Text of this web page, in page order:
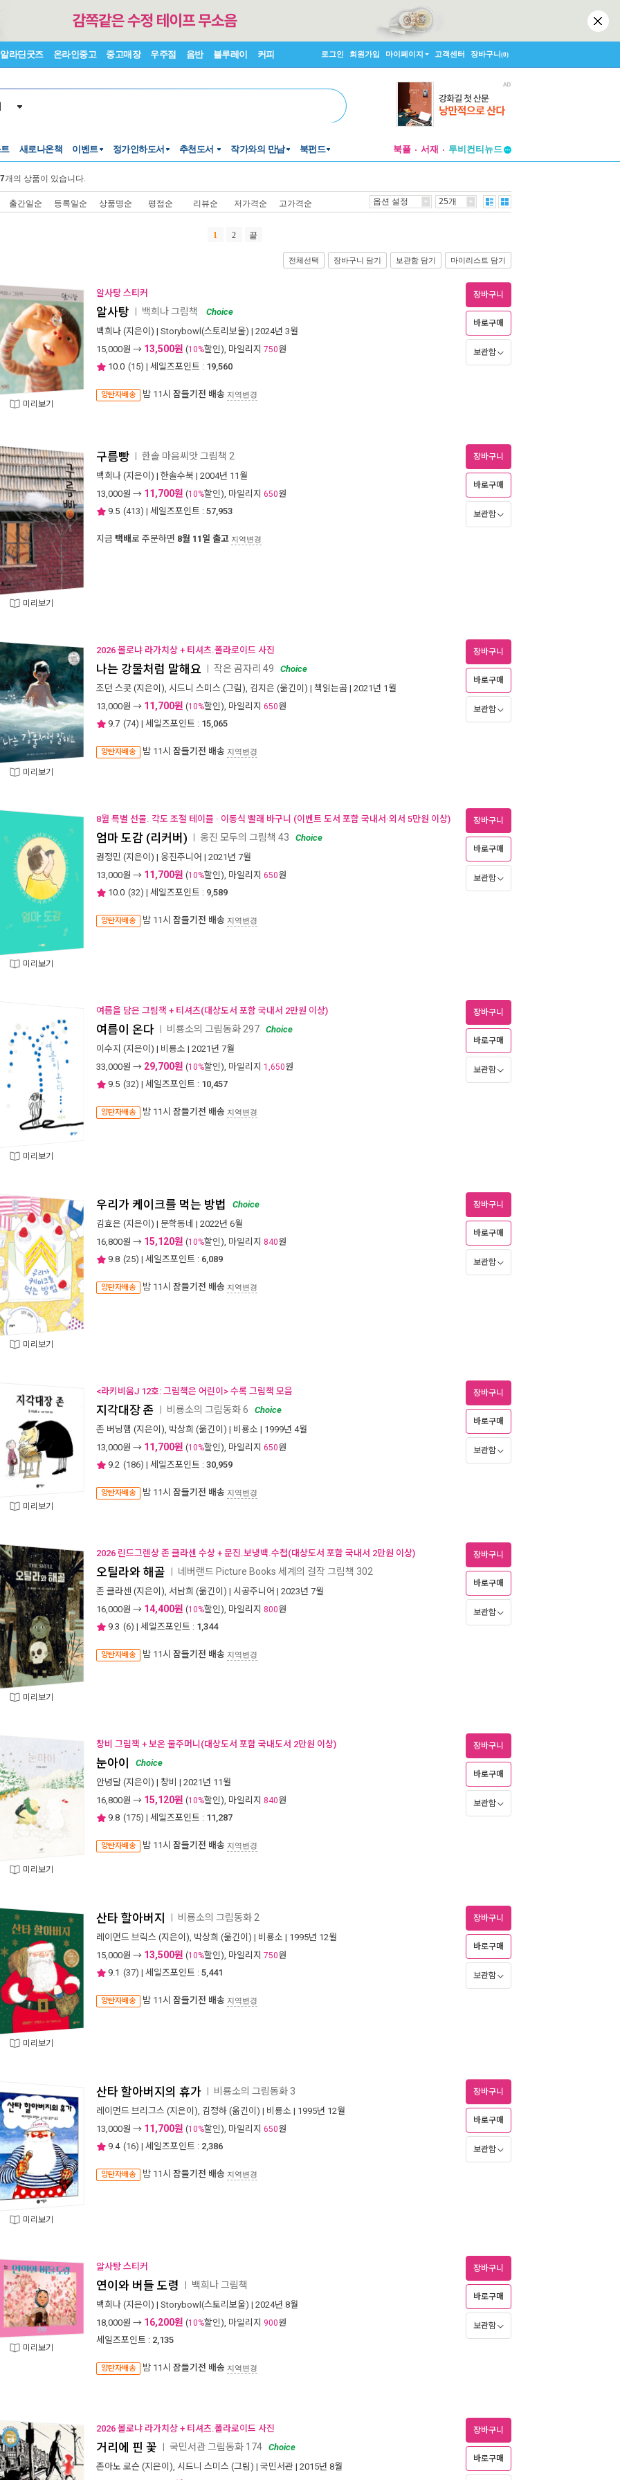
알라딘굿즈 온라인중고 중고매장 우주점 음반 블루레이 커피 로그인 회원가입 마이페이지 고객센터 장바구니(0)
새로나온책 이벤트 정가인하도서 추천도서 작가와의 만남 북펀드 북플 서재
투비컨티뉴드
개의 상품이 있습니다.
출간일순 등록일순 상품명순 평점순 리뷰순 저가격순 고가격순 옵션 설정 25개
1 2 끝
전체선택 장바구니 담기 보관함 담기 마이리스트 담기
미리보기
알사탕 스티커
알사탕 백희나 그림책
Choice
백희나 (지은이) | Storybowl(스토리보울) | 2024년 3월
15,000원 → 13,500원 (10%할인), 마일리지 750원
10.0 (15) | 세일즈포인트 : 19,560
양탄자배송 밤 11시 잠들기전 배송 지역변경
장바구니
바로구매
보관함
미리보기
구름빵 한솔 마음씨앗 그림책 2
백희나 (지은이) | 한솔수북 | 2004년 11월
13,000원 → 11,700원 (10%할인), 마일리지 650원
9.5 (413) | 세일즈포인트 : 57,953
지금 택배로 주문하면 8월 11일 출고 지역변경
장바구니
바로구매
보관함
미리보기
2026 볼로냐 라가치상 + 티셔츠.폴라로이드 사진
나는 강물처럼 말해요 작은 곰자리 49
Choice
조던 스콧 (지은이), 시드니 스미스 (그림), 김지은 (옮긴이) | 책읽는곰 | 2021년 1월
13,000원 → 11,700원 (10%할인), 마일리지 650원
9.7 (74) | 세일즈포인트 : 15,065
양탄자배송 밤 11시 잠들기전 배송 지역변경
장바구니
바로구매
보관함
미리보기
8월 특별 선물. 각도 조절 테이블 · 이동식 빨래 바구니 (이벤트 도서 포함 국내서·외서 5만원 이상)
엄마 도감 (리커버) 웅진 모두의 그림책 43
Choice
권정민 (지은이) | 웅진주니어 | 2021년 7월
13,000원 → 11,700원 (10%할인), 마일리지 650원
10.0 (32) | 세일즈포인트 : 9,589
양탄자배송 밤 11시 잠들기전 배송 지역변경
장바구니
바로구매
보관함
미리보기
여름을 담은 그림책 + 티셔츠(대상도서 포함 국내서 2만원 이상)
여름이 온다 비룡소의 그림동화 297 Choice
이수지 (지은이) | 비룡소 | 2021년 7월
33,000원 → 29,700원 (10%할인), 마일리지 1,650원
9.5 (32) | 세일즈포인트 : 10,457
양탄자배송 밤 11시 잠들기전 배송 지역변경
장바구니
바로구매
보관함
미리보기
우리가 케이크를 먹는 방법
Choice
김효은 (지은이) | 문학동네 | 2022년 6월
16,800원 → 15,120원 (10%할인), 마일리지 840원
9.8 (25) | 세일즈포인트 : 6,089
양탄자배송 밤 11시 잠들기전 배송 지역변경
장바구니
바로구매
보관함
미리보기
<라키비움J 12호: 그림책은 어린이> 수록 그림책 모음
지각대장 존 비룡소의 그림동화 6
Choice
존 버닝햄 (지은이), 박상희 (옮긴이) | 비룡소 | 1999년 4월
13,000원 → 11,700원 (10%할인), 마일리지 650원
9.2 (186) | 세일즈포인트 : 30,959
양탄자배송 밤 11시 잠들기전 배송 지역변경
장바구니
바로구매
보관함
미리보기
2026 린드그렌상 존 클라센 수상 + 문진.보냉백.수첩(대상도서 포함 국내서 2만원 이상)
오틸라와 해골 네버랜드 Picture Books 세계의 걸작 그림책 302
존 클라센 (지은이), 서남희 (옮긴이) | 시공주니어 | 2023년 7월
16,000원 → 14,400원 (10%할인), 마일리지 800원
9.3 (6) | 세일즈포인트 : 1,344
양탄자배송 밤 11시 잠들기전 배송 지역변경
장바구니
바로구매
보관함
미리보기
창비 그림책 + 보온 물주머니(대상도서 포함 국내도서 2만원 이상)
눈아이
Choice
안녕달 (지은이) | 창비 | 2021년 11월
16,800원 → 15,120원 (10%할인), 마일리지 840원
9.8 (175) | 세일즈포인트 : 11,287
양탄자배송 밤 11시 잠들기전 배송 지역변경
장바구니
바로구매
보관함
미리보기
산타 할아버지 비룡소의 그림동화 2
레이먼드 브릭스 (지은이), 박상희 (옮긴이) | 비룡소 | 1995년 12월
15,000원 → 13,500원 (10%할인), 마일리지 750원
9.1 (37) | 세일즈포인트 : 5,441
양탄자배송 밤 11시 잠들기전 배송 지역변경
장바구니
바로구매
보관함
미리보기
산타 할아버지의 휴가 비룡소의 그림동화 3
레이먼드 브리그스 (지은이), 김정하 (옮긴이) | 비룡소 | 1995년 12월
13,000원 → 11,700원 (10%할인), 마일리지 650원
9.4 (16) | 세일즈포인트 : 2,386
양탄자배송 밤 11시 잠들기전 배송 지역변경
장바구니
바로구매
보관함
미리보기
알사탕 스티커
연이와 버들 도령 백희나 그림책
백희나 (지은이) | Storybowl(스토리보울) | 2024년 8월
18,000원 → 16,200원 (10%할인), 마일리지 900원
세일즈포인트 : 2,135
양탄자배송 밤 11시 잠들기전 배송 지역변경
장바구니
바로구매
보관함
2026 볼로냐 라가치상 + 티셔츠.폴라로이드 사진
거리에 핀 꽃 국민서관 그림동화 174 Choice
존아노 로슨 (지은이), 시드니 스미스 (그림) | 국민서관 | 2015년 8월
장바구니
바로구매